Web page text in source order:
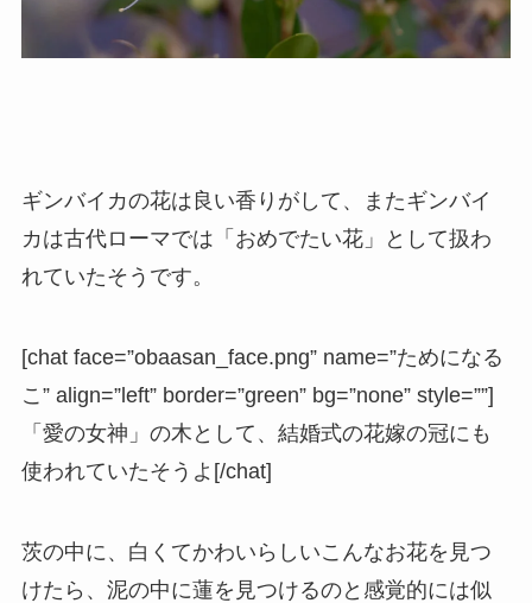
ギンバイカの花は良い香りがして、またギンバイ
カは古代ローマでは「おめでたい花」として扱わ
れていたそうです。
[chat face=”obaasan_face.png” name=”ためになる
こ” align=”left” border=”green” bg=”none” style=””]
「愛の女神」の木として、結婚式の花嫁の冠にも
使われていたそうよ[/chat]
茨の中に、白くてかわいらしいこんなお花を見つ
けたら、泥の中に蓮を見つけるのと感覚的には似